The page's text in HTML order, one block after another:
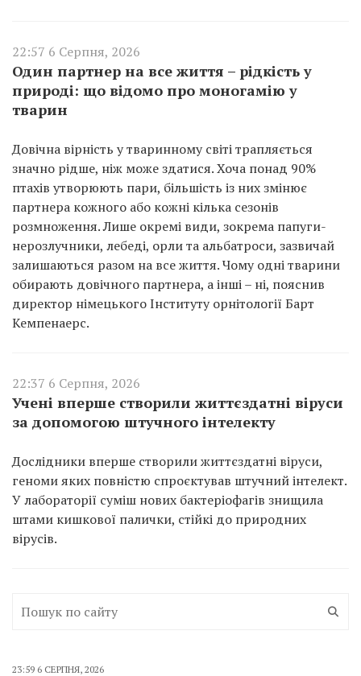
22:57 6 Серпня, 2026
Один партнер на все життя – рідкість у
природі: що відомо про моногамію у
тварин
Довічна вірність у тваринному світі трапляється
значно рідше, ніж може здатися. Хоча понад 90%
птахів утворюють пари, більшість із них змінює
партнера кожного або кожні кілька сезонів
розмноження. Лише окремі види, зокрема папуги-
нерозлучники, лебеді, орли та альбатроси, зазвичай
залишаються разом на все життя. Чому одні тварини
обирають довічного партнера, а інші – ні, пояснив
директор німецького Інституту орнітології Барт
Кемпенаерс.
22:37 6 Серпня, 2026
Учені вперше створили життєздатні віруси
за допомогою штучного інтелекту
Дослідники вперше створили життєздатні віруси,
геноми яких повністю спроєктував штучний інтелект.
У лабораторії суміш нових бактеріофагів знищила
штами кишкової палички, стійкі до природних
вірусів.
23:59 6 СЕРПНЯ, 2026